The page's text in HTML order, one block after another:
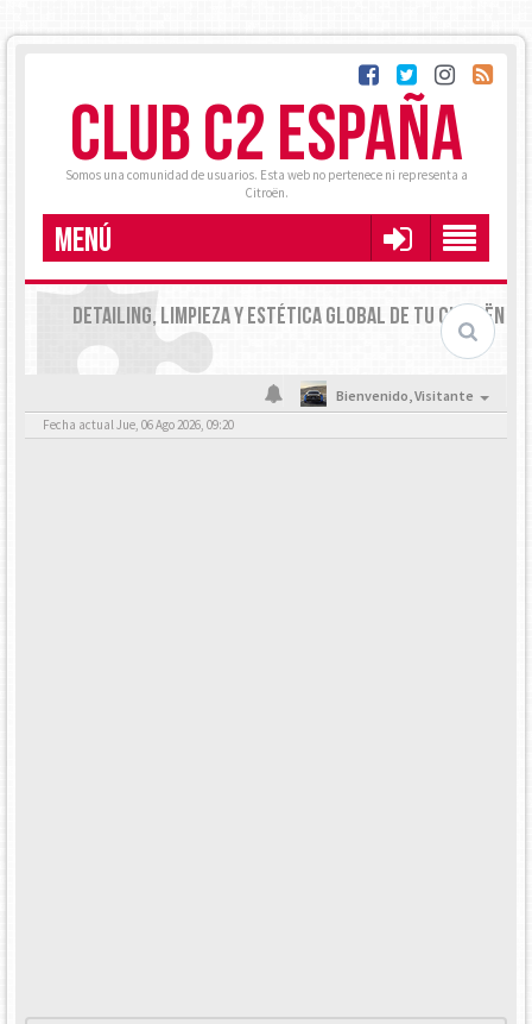
CLUB C2 ESPAÑA
Somos una comunidad de usuarios. Esta web no pertenece ni representa a
Citroën.
MENÚ
DETAILING, LIMPIEZA Y ESTÉTICA GLOBAL DE TU CITROËN
Bienvenido,Visitante
Fecha actual Jue, 06 Ago 2026, 09:20